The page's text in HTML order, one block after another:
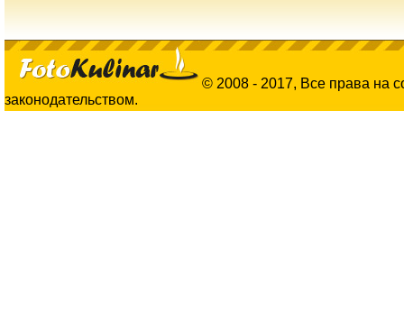
© 2008 - 2017, Все права на
законодательством.